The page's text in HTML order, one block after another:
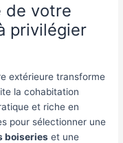
de votre
privilégier
extérieure transforme
la cohabitation
et riche en
pour sélectionner une
boiseries et une